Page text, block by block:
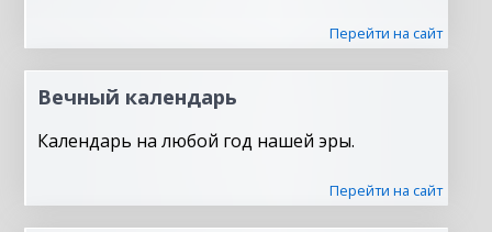
Перейти на сайт
Вечный календарь
Календарь на любой год нашей эры.
Перейти на сайт